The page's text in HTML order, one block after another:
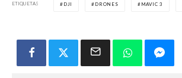
ETIQUETAS DJI DRONES MAVIC 3